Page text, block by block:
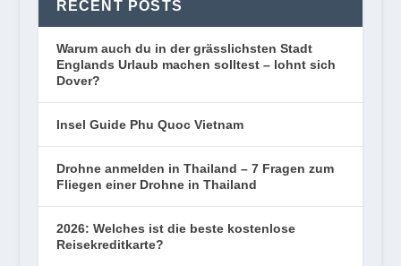
RECENT POSTS
Warum auch du in der grässlichsten Stadt
Englands Urlaub machen solltest – lohnt sich
Dover?
Insel Guide Phu Quoc Vietnam
Drohne anmelden in Thailand – 7 Fragen zum
Fliegen einer Drohne in Thailand
2026: Welches ist die beste kostenlose
Reisekreditkarte?